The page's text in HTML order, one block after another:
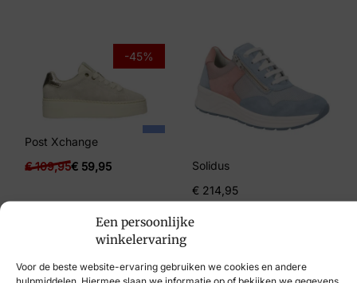
Een persoonlijke
winkelervaring
Voor de beste website-ervaring gebruiken we cookies en andere
hulpmiddelen. Hiermee slaan we informatie op of bekijken we gegevens,
Paul Green
Artikelnummer
2493-173
-45%
Post Xchange
€109,95€ 59,95
Solidus
€ 214,95